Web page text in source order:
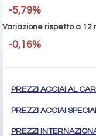
-5,79%
Variazione rispetto a 12
-0,16%
PREZZI ACCIAI AL
PREZZI ACCIAI
PREZZI